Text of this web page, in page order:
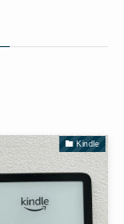
Kindle